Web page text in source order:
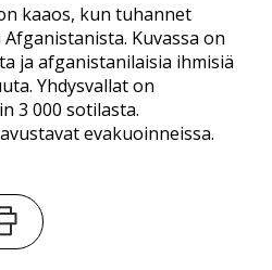
kaaos, kun tuhannet
Kuvassa on
ja afganistanilaisia ihmisiä
Yhdysvallat on
3 000 sotilasta.
evakuoinneissa.